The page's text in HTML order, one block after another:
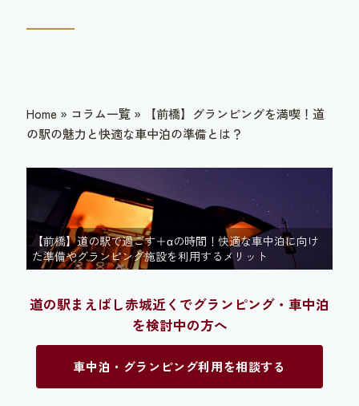
Home » コラム一覧 »
【前橋】グランピングを満喫！道
の駅の魅力と快適な車中泊の準備とは？
【前橋】道の駅で過ごす＋αの時間！快適な車中泊に向け
た準備やグランピング施設を利用するメリット
道の駅まえばし赤城近くでグランピング・車中泊
を検討中の方へ
車中泊・グランピング利用を相談する